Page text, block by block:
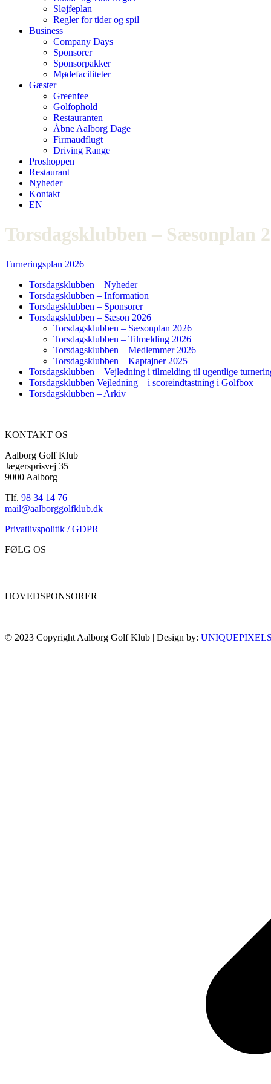
Sløjfeplan
Regler for tider og spil
Business
Company Days
Sponsorer
Sponsorpakker
Mødefaciliteter
Gæster
Greenfee
Golfophold
Restauranten
Åbne Aalborg Dage
Firmaudflugt
Driving Range
Proshoppen
Restaurant
Nyheder
Kontakt
EN
Torsdagsklubben – Sæsonplan
Turneringsplan 2026
Torsdagsklubben – Nyheder
Torsdagsklubben – Information
Torsdagsklubben – Sponsorer
Torsdagsklubben – Sæson 2026
Torsdagsklubben – Sæsonplan 2026
Torsdagsklubben – Tilmelding 2026
Torsdagsklubben – Medlemmer 2026
Torsdagsklubben – Kaptajner 2025
Torsdagsklubben – Vejledning i tilmelding til ugentlige
Torsdagsklubben Vejledning – i scoreindtastning i Golfbox
Torsdagsklubben – Arkiv
KONTAKT OS
Aalborg Golf Klub
Jægersprisvej 35
9000 Aalborg
Tlf. 98 34 14 76
mail@aalborggolfklub.dk
Privatlivspolitik / GDPR
FØLG OS
HOVEDSPONSORER
© 2023 Copyright Aalborg Golf Klub | Design by: